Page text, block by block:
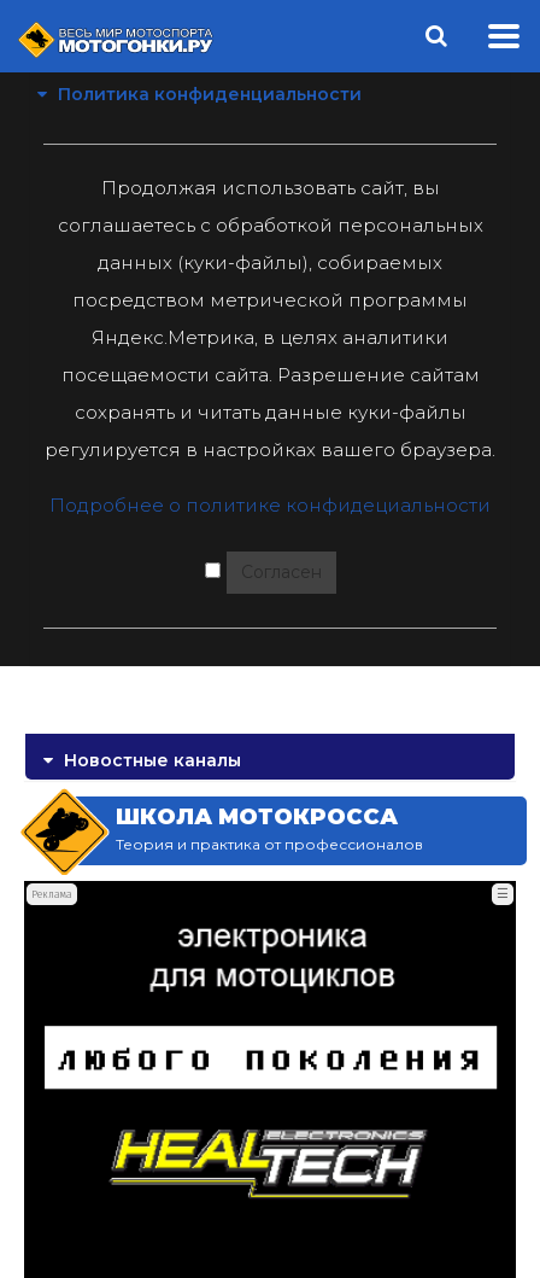
Политика конфиденциальности
Продолжая использовать сайт, вы
соглашаетесь с обработкой персональных
данных (куки-файлы), собираемых
посредством метрической программы
Яндекс.Метрика, в целях аналитики
посещаемости сайта. Разрешение сайтам
сохранять и читать данные куки-файлы
регулируется в настройках вашего браузера.
Подробнее о политике конфидециальности
Согласен
Новостные каналы
ШКОЛА МОТОКРОССА
Теория и практика от профессионалов
Реклама ☰